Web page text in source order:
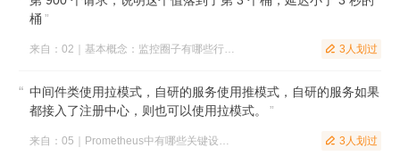
桶 ”
 3人划过
中间件类使用拉模式，自研的服务使用推模式，自研的服务如果
都接入了注册中心，则也可以使用拉模式。
”
 3人划过